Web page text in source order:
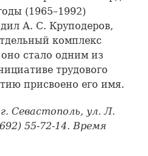
(1965–1992)
А. С. Круподеров,
комплекс
стало одним из
трудового
присвоено его имя.
Севастополь, ул. Л.
55-72-14. Время